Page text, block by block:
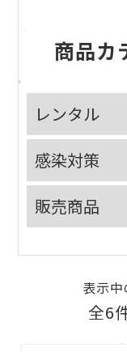
商品カ
レンタル
感染対策
販売商品
表示中
全6